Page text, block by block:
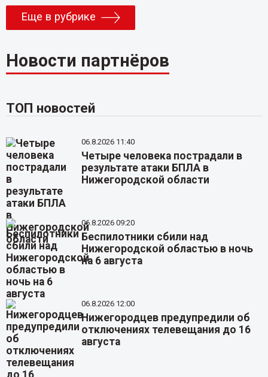
Еще в рубрике
Новости партнёров
ТОП новостей
06.8.2026 11:40
Четыре человека пострадали в
результате атаки БПЛА в
Нижегородской области
06.8.2026 09:20
Беспилотники сбили над
Нижегородской областью в ночь
на 6 августа
06.8.2026 12:00
Нижегородцев предупредили об
отключениях телевещания до 16
августа